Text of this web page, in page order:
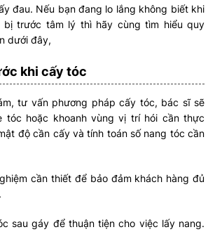
đau. Nếu bạn đang lo lắng không biết khi
bị trước tâm lý thì hãy cùng tìm hiểu quy
dưới đây,
khi cấy tóc
tư vấn phương pháp cấy tóc, bác sĩ sẽ
tóc hoặc khoanh vùng vị trí hói cần thực
độ cần cấy và tính toán số nang tóc cần
cần thiết để bảo đảm khách hàng đủ
sau gáy để thuận tiện cho việc lấy nang.